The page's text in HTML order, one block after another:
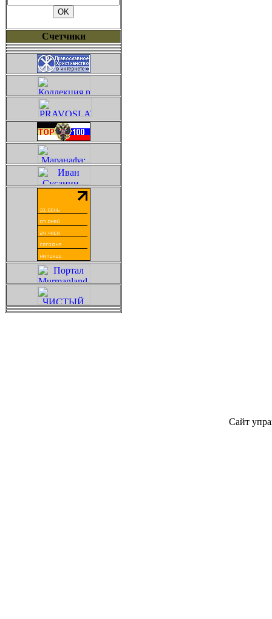
Счетчики
Сайт